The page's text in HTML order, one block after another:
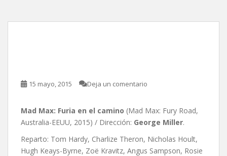
15 mayo, 2015 Deja un comentario
Mad Max: Furia en el camino (Mad Max: Fury Road,
Australia-EEUU, 2015) / Dirección: George Miller.
Reparto: Tom Hardy, Charlize Theron, Nicholas Hoult,
Hugh Keays-Byrne, Zoë Kravitz, Angus Sampson, Rosie